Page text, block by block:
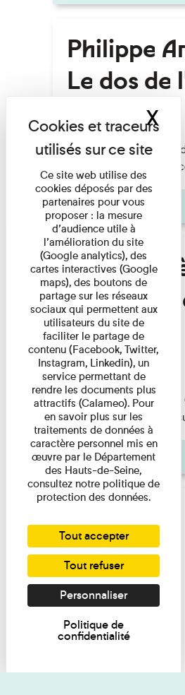
Philippe
Le dos de
Lecture
Philippe Artières — Le
Lecture par l’auteur
Pages
Marie-
- Où sont
hommes ?
Lecture
Marie-Hélène Lafon —
? Lecture par l’autrice
Pages
Ce site web utilise des
cookies déposés par des
partenaires pour vous
proposer : la mesure
d’audience utile à
l’amélioration du site
(Google analytics), des
cartes interactives (Google
maps), des boutons de
partage sur les réseaux
sociaux qui permettent aux
utilisateurs du site de
faciliter le partage de
contenu (Facebook, Twitter,
Instagram, Linkedin), un
service permettant de
rendre les documents plus
attractifs (Calameo). Pour
en savoir plus sur les
traitements de données à
caractère personnel mis en
œuvre par le Département
des Hauts-de-Seine,
consultez notre politique de
protection des données.
Tout accepter
Tout refuser
Personnaliser
Politique de
confidentialité
X